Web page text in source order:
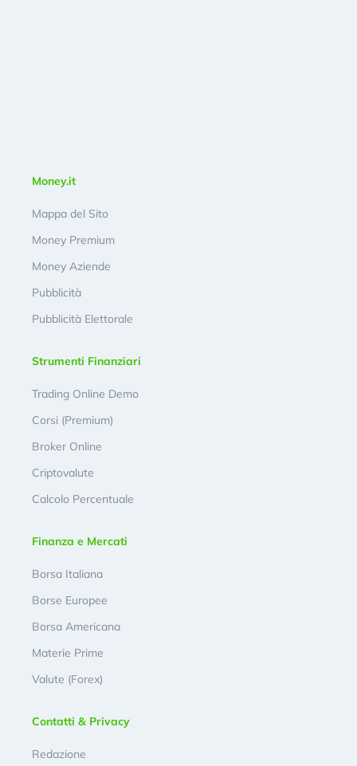
Money.it
Mappa del Sito
Money Premium
Money Aziende
Pubblicità
Pubblicità Elettorale
Strumenti Finanziari
Trading Online Demo
Corsi (Premium)
Broker Online
Criptovalute
Calcolo Percentuale
Finanza e Mercati
Borsa Italiana
Borse Europee
Borsa Americana
Materie Prime
Valute (Forex)
Contatti & Privacy
Redazione